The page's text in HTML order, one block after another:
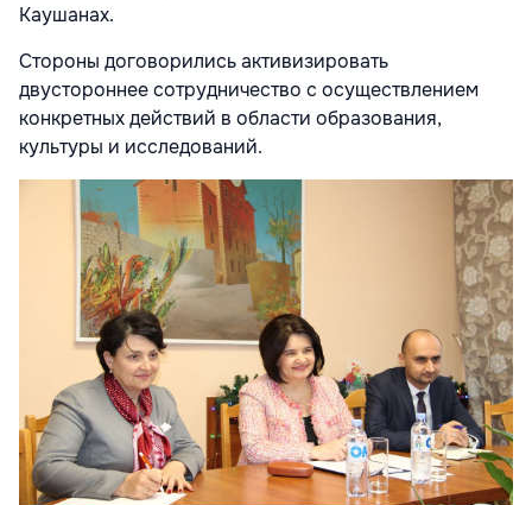
Каушанах.
Стороны договорились активизировать
двустороннее сотрудничество с осуществлением
конкретных действий в области образования,
культуры и исследований.